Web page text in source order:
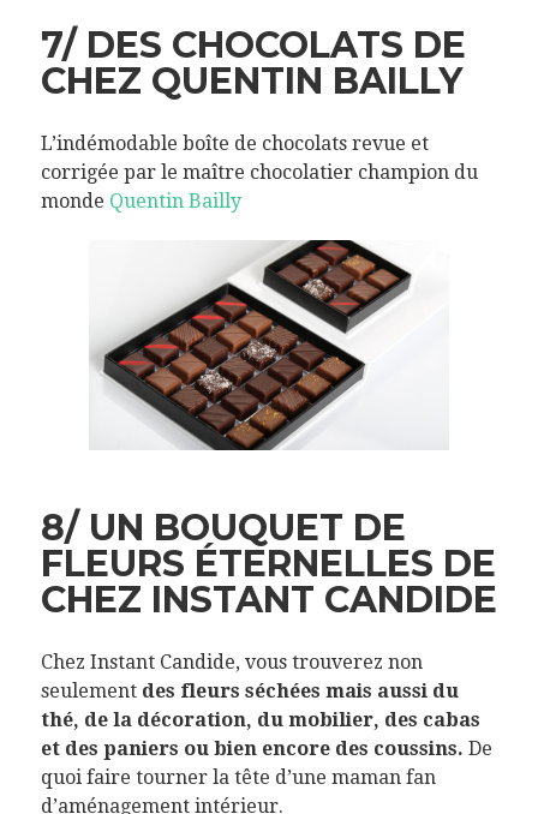
7/ DES CHOCOLATS DE
CHEZ QUENTIN BAILLY
L’indémodable boîte de chocolats revue et
corrigée par le maître chocolatier champion du
monde Quentin Bailly
8/ UN BOUQUET DE
FLEURS ÉTERNELLES DE
CHEZ INSTANT CANDIDE
Chez Instant Candide, vous trouverez non
seulement des fleurs séchées mais aussi du
thé, de la décoration, du mobilier, des cabas
et des paniers ou bien encore des coussins. De
quoi faire tourner la tête d’une maman fan
d’aménagement intérieur.